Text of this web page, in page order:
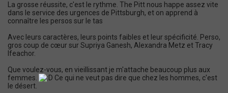
La grosse réussite, c'est le rythme. The Pitt nous happe assez vite
dans le service des urgences de Pittsburgh, et on apprend à
connaître les persos sur le tas
Avec leurs caractères, leurs points faibles et leur spécificité. Perso,
gros coup de cœur sur Supriya Ganesh, Alexandra Metz et Tracy
Ifeachor.
Que voulez-vous, en vieillissant je m'attache beaucoup plus aux
femmes.
Ce qui ne veut pas dire que chez les hommes, c'est
le désert.